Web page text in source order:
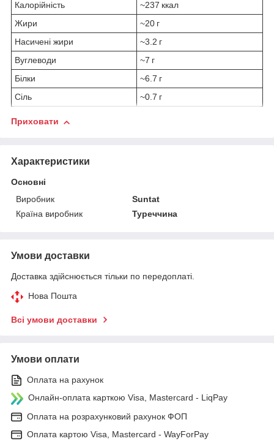
Калорійність
~237 ккал
Жири
~20 г
Насичені жири
~3.2 г
Вуглеводи
~7 г
Білки
~6.7 г
Сіль
~0.7 г
Приховати
Характеристики
Основні
Виробник
Suntat
Країна виробник
Туреччина
Умови доставки
Доставка здійснюється тільки по передоплаті.
Нова Пошта
Всі умови доставки
Умови оплати
Оплата на рахунок
Онлайн-оплата карткою Visa, Mastercard - LiqPay
Оплата на розрахунковий рахунок ФОП
Оплата картою Visa, Mastercard - WayForPay